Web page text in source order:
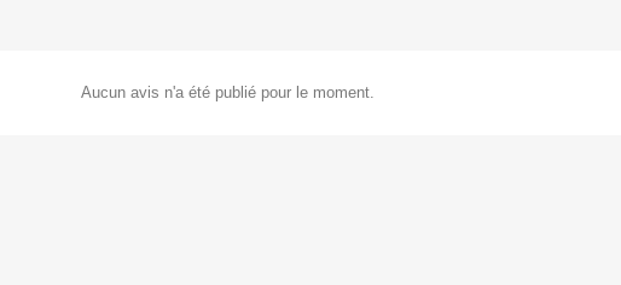
Aucun avis n'a été publié pour le moment.